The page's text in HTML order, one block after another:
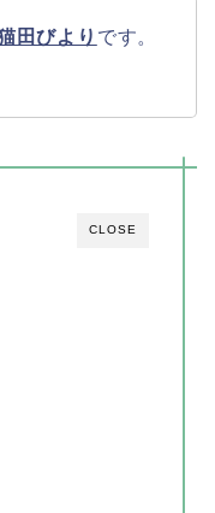
田びより です。
CLOSE